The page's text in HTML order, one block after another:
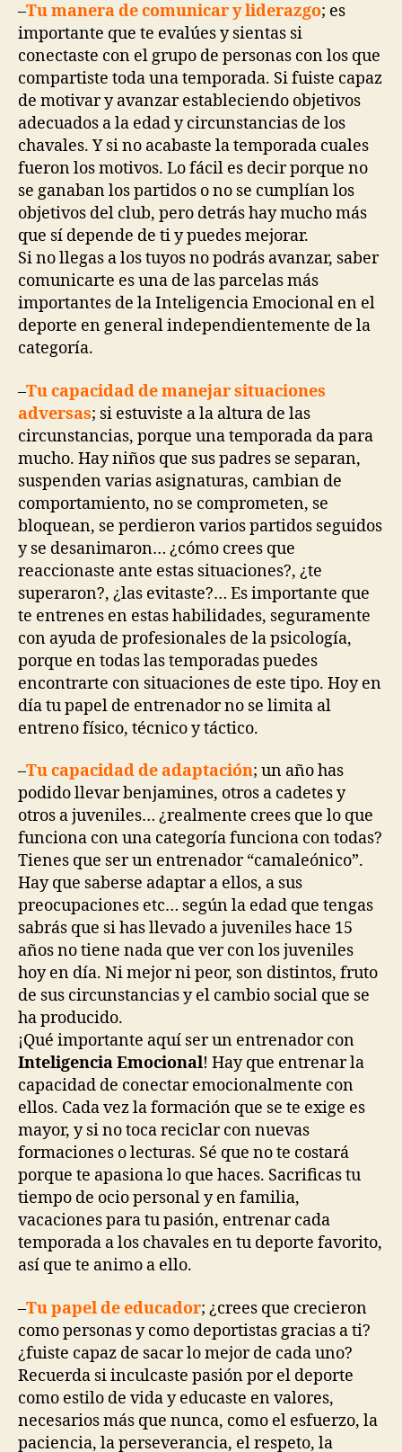
–Tu manera de comunicar y liderazgo; es
importante que te evalúes y sientas si
conectaste con el grupo de personas con los que
compartiste toda una temporada. Si fuiste capaz
de motivar y avanzar estableciendo objetivos
adecuados a la edad y circunstancias de los
chavales. Y si no acabaste la temporada cuales
fueron los motivos. Lo fácil es decir porque no
se ganaban los partidos o no se cumplían los
objetivos del club, pero detrás hay mucho más
que sí depende de ti y puedes mejorar.
Si no llegas a los tuyos no podrás avanzar, saber
comunicarte es una de las parcelas más
importantes de la Inteligencia Emocional en el
deporte en general independientemente de la
categoría.
–Tu capacidad de manejar situaciones
adversas; si estuviste a la altura de las
circunstancias, porque una temporada da para
mucho. Hay niños que sus padres se separan,
suspenden varias asignaturas, cambian de
comportamiento, no se comprometen, se
bloquean, se perdieron varios partidos seguidos
y se desanimaron… ¿cómo crees que
reaccionaste ante estas situaciones?, ¿te
superaron?, ¿las evitaste?… Es importante que
te entrenes en estas habilidades, seguramente
con ayuda de profesionales de la psicología,
porque en todas las temporadas puedes
encontrarte con situaciones de este tipo. Hoy en
día tu papel de entrenador no se limita al
entreno físico, técnico y táctico.
–Tu capacidad de adaptación; un año has
podido llevar benjamines, otros a cadetes y
otros a juveniles… ¿realmente crees que lo que
funciona con una categoría funciona con todas?
Tienes que ser un entrenador “camaleónico”.
Hay que saberse adaptar a ellos, a sus
preocupaciones etc… según la edad que tengas
sabrás que si has llevado a juveniles hace 15
años no tiene nada que ver con los juveniles
hoy en día. Ni mejor ni peor, son distintos, fruto
de sus circunstancias y el cambio social que se
ha producido.
¡Qué importante aquí ser un entrenador con
Inteligencia Emocional! Hay que entrenar la
capacidad de conectar emocionalmente con
ellos. Cada vez la formación que se te exige es
mayor, y si no toca reciclar con nuevas
formaciones o lecturas. Sé que no te costará
porque te apasiona lo que haces. Sacrificas tu
tiempo de ocio personal y en familia,
vacaciones para tu pasión, entrenar cada
temporada a los chavales en tu deporte favorito,
así que te animo a ello.
–Tu papel de educador; ¿crees que crecieron
como personas y como deportistas gracias a ti?
¿fuiste capaz de sacar lo mejor de cada uno?
Recuerda si inculcaste pasión por el deporte
como estilo de vida y educaste en valores,
necesarios más que nunca, como el esfuerzo, la
paciencia, la perseverancia, el respeto, la